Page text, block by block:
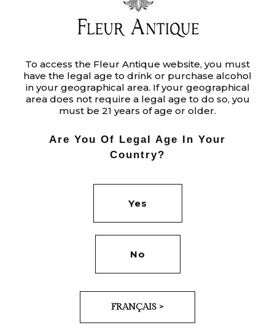
nibh vel velit auct aliquet. Aenean so
voluptate velit.
Category: DESIGN
Tags: DESIGN
JUNE 2, 2020
PREV NEXT
To access the Fleur Antique website, you must
have the legal age to drink or purchase alcohol
in your geographical area. If your geographical
area does not require a legal age to do so, you
must be 21 years of age or older.
Are You Of Legal Age In Your
Country?
Yes
No
FRANÇAIS >